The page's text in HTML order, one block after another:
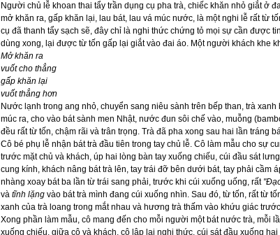
Người chủ lễ khoan thai tẩy trần dụng cụ pha trà, chiếc khăn nhỏ giắt ở
mở khăn ra, gấp khăn lại, lau bát, lau vá múc nước, là một nghi lễ rất từ
cụ đã thanh tẩy sạch sẽ, đây chỉ là nghi thức chứng tỏ mọi sự cần được
dùng xong, lại được từ tốn gấp lại giắt vào đai áo. Một người khách khe
Mở khăn ra
vuốt cho thẳng
gấp khăn lại
vuốt thẳng hơn
Nước lạnh trong ang nhỏ, chuyển sang niêu sành trên bếp than, trà
múc ra, cho vào bát sành men Nhật, nước đun sôi chế vào, muỗng
đều rất từ tốn, chậm rãi và trân trọng. Trà đã pha xong sau hai lần tráng
Cô bé phụ lễ nhận bát trà đầu tiên trong tay chủ lễ. Cô làm mẫu cho sự
trước mặt chủ và khách, úp hai lòng bàn tay xuống chiếu, cúi đầu sát
cung kính, khách nâng bát trà lên, tay trái đỡ bên dưới bát, tay phải cầm
nhàng xoay bát ba lần từ trái sang phải, trước khi cúi xuống uống, rất
và tĩnh lặng vào bát trà mình đang cúi xuống nhìn. Sau đó, từ tốn, rất từ
xanh của trà loang trong mắt nhau và hương trà thấm vào khứu giác
Xong phần làm mẫu, cô mang đến cho mỗi người một bát nước trà, mỗi
xuống chiếu, giữa cô và khách, cô lập lại nghi thức, cúi sát đầu xuống